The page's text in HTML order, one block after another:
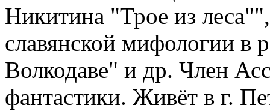
Никитина "Трое из
славянской мифологии
Волкодаве" и др. Член
фантастики. Живёт в г.